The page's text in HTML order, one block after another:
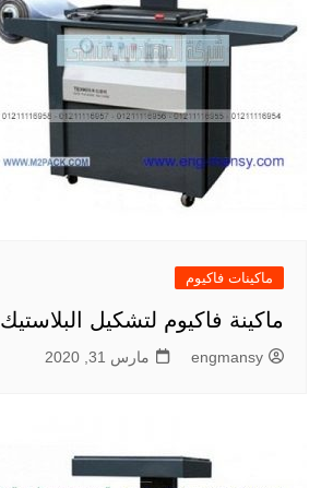
ماكينات فاكيوم
ماكينة فاكيوم لتشكيل البلاستيك
engmansy مارس 31, 2020